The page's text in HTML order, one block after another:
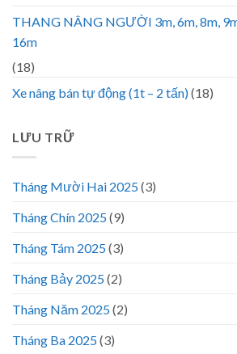
THANG NÂNG NGƯỜI 3m, 6m, 8m,
16m
(18)
Xe nâng bán tự động (1t – 2 tấn)(18)
LƯU TRỮ
Tháng Mười Hai 2025(3)
Tháng Chín 2025(9)
Tháng Tám 2025(3)
Tháng Bảy 2025(2)
Tháng Năm 2025(2)
Tháng Ba 2025(3)